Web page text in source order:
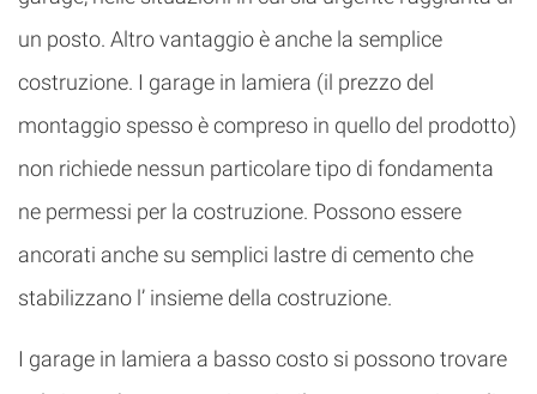
un posto. Altro vantaggio è anche la semplice
costruzione. I garage in lamiera (il prezzo del
montaggio spesso è compreso in quello del prodotto)
non richiede nessun particolare tipo di fondamenta
ne permessi per la costruzione. Possono essere
ancorati anche su semplici lastre di cemento che
stabilizzano l’ insieme della costruzione.
I garage in lamiera a basso costo si possono trovare